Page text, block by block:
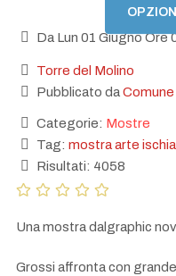
Da Lun 01 Giugno Ore
Torre del Molino
Pubblicato daComune
Categorie: Mostre
Tag: mostra arte ischia
Risultati: 4058
Una mostra dalgraphic
Grossi affronta con